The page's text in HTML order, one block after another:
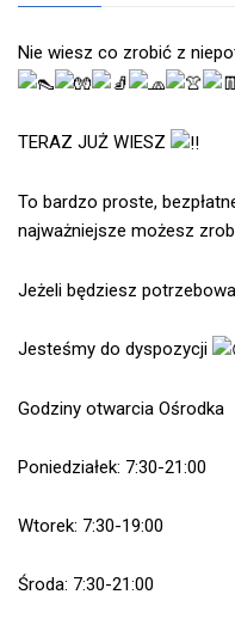
Nie wiesz co zrobić z
TERAZ JUŻ WIESZ
To bardzo proste,
najważniejsze możesz
Jeżeli będziesz
Jesteśmy do dyspozycji
Godziny otwarcia Ośrodka
Poniedziałek: 7:30-21:00
Wtorek: 7:30-19:00
Środa: 7:30-21:00